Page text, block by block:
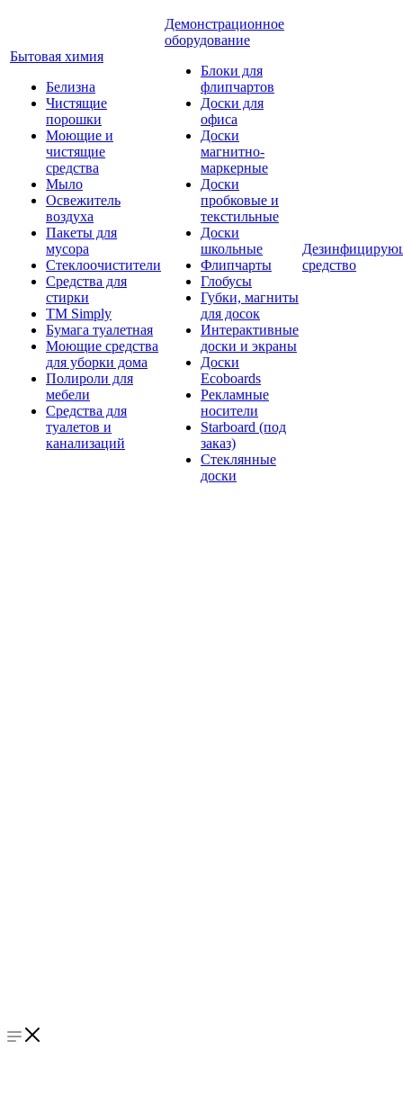
Бытовая химия
Белизна
Чистящие
порошки
Моющие и
чистящие
средства
Мыло
Освежитель
воздуха
Пакеты для
мусора
Стеклоочистители
Средства для
стирки
TM Simply
Бумага туалетная
Моющие средства
для уборки дома
Полироли для
мебели
Средства для
туалетов и
канализаций
Демонстрационное
оборудование
Блоки для
флипчартов
Доски для
офиса
Доски
магнитно-
маркерные
Доски
пробковые и
текстильные
Доски
школьные
Флипчарты
Глобусы
Губки, магниты
для досок
Интерактивные
доски и экраны
Доски
Ecoboards
Рекламные
носители
Starboard (под
заказ)
Стеклянные
доски
средство